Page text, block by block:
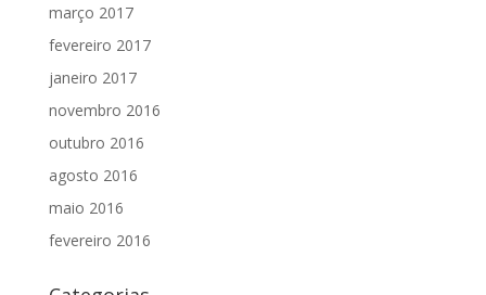
março 2017
fevereiro 2017
janeiro 2017
novembro 2016
outubro 2016
agosto 2016
maio 2016
fevereiro 2016